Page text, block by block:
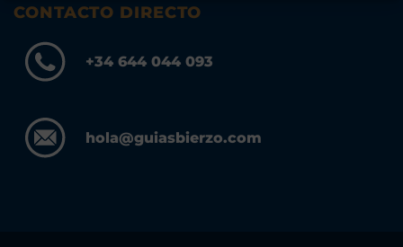
CONTACTO DIRECTO
+34 644 044 093
hola@guiasbierzo.com